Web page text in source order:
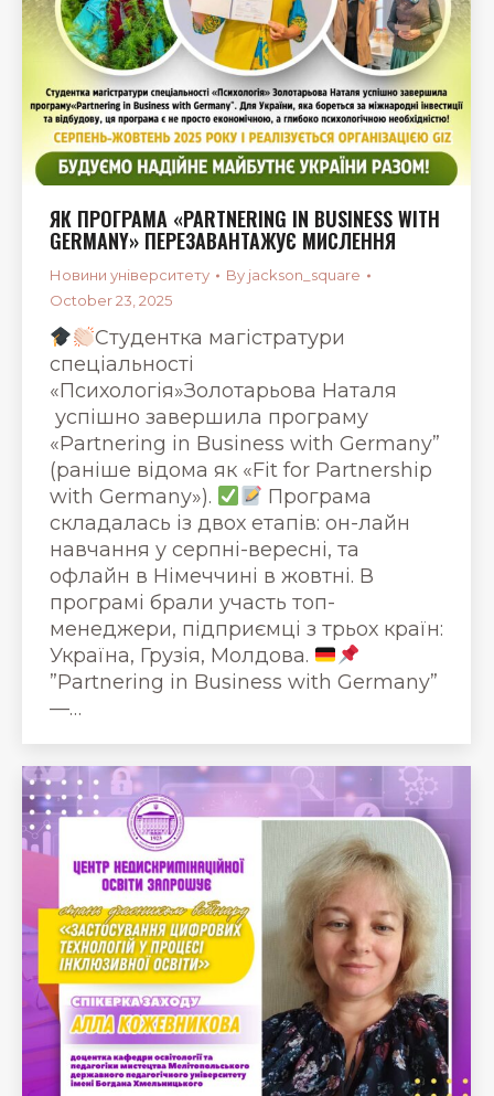
ЯК ПРОГРАМА «PARTNERING IN BUSINESS WITH
GERMANY» ПЕРЕЗАВАНТАЖУЄ МИСЛЕННЯ
Новини університету By jackson_square
October 23, 2025
Студентка магістратури
спеціальності
«Психологія»Золотарьова Наталя
успішно завершила програму
«Partnering in Business with Germany”
(раніше відома як «Fit for Partnership
with Germany»).
Програма
складалась із двох етапів: он-лайн
навчання у серпні-вересні, та
офлайн в Німеччині в жовтні. В
програмі брали участь топ-
менеджери, підприємці з трьох країн:
Україна, Грузія, Молдова.
”Partnering in Business with Germany”
—…